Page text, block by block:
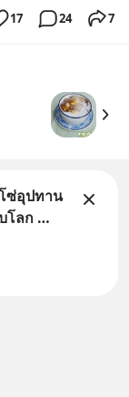
17 24 7
ซ่อุปทาน
ลก 🌍
อการส่ง